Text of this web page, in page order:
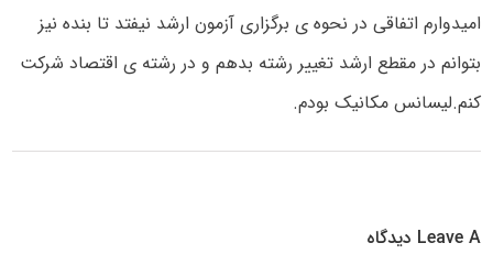
امیدوارم اتفاقی در نحوه ی برگزاری آزمون ارشد نیفتد تا بنده نیز
بتوانم در مقطع ارشد تغییر رشته بدهم و در رشته ی اقتصاد شرکت
کنم.لیسانس مکانیک بودم.
Leave A دیدگاه